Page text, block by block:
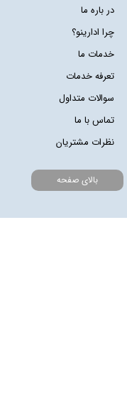
در باره ما
چرا ادارینو؟
خدمات ما
تعرفه خدمات
سوالات متداول
تماس با ما
نظرات مشتریان
بالای صفحه